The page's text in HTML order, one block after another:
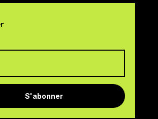
S'abonner